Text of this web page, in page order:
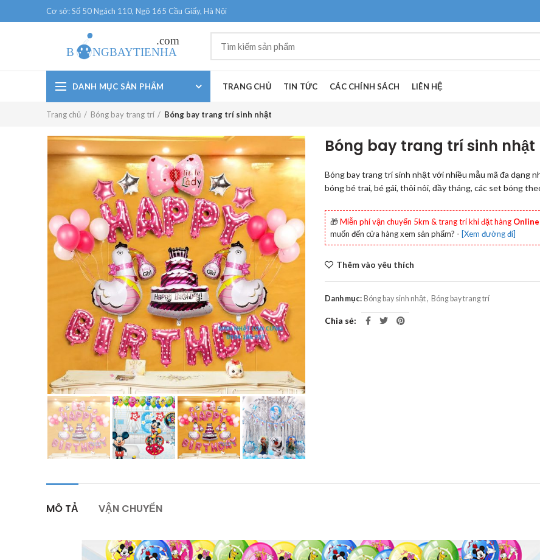
Cơ sở: Số 50 Ngách 110, Ngõ 165 Cầu Giấy, Hà Nội
DANH MỤC SẢN PHẨM TRANG CHỦ TIN TỨC CÁC CHÍNH SÁCH LIÊN HỆ
Trang chủ Bóng bay trang trí Bóng bay trang trí sinh nhật
Bóng bay trang trí sinh nhật
Bóng bay trang trí sinh nhật với nhiều mẫu mã đa dạng
bóng bé trai, bé gái, thôi nôi, đầy tháng, các set bóng
🎁Miễn phí vận chuyển 5km & trang trí khi đặt hàng Online
muốn đến cửa hàng xem sản phẩm? - [Xem đường đi]
Thêm vào yêu thích
Danh mục: Bóng bay sinh nhật, Bóng bay trang trí
Chia sẻ
MÔ TẢ VẬN CHUYỂN